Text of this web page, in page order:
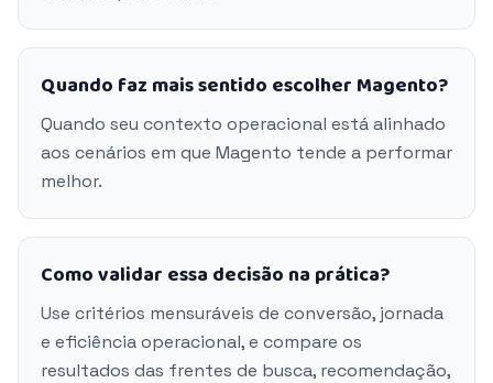
Quando faz mais sentido escolher Magento?
Quando seu contexto operacional está alinhado
aos cenários em que Magento tende a performar
melhor.
Como validar essa decisão na prática?
Use critérios mensuráveis de conversão, jornada
e eficiência operacional, e compare os
resultados das frentes de busca, recomendação,